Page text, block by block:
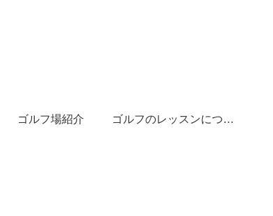
ゴルフ場紹介 ゴルフのレッスンについて